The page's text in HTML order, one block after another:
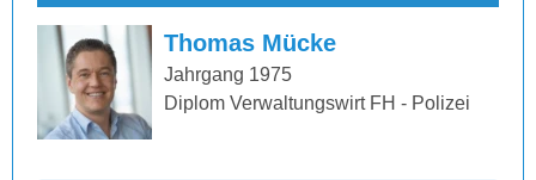
Thomas Mücke
Jahrgang 1975
Diplom Verwaltungswirt FH - Polizei